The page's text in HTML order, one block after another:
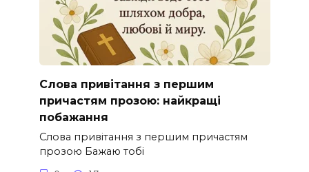
Слова привітання з першим
причастям прозою: найкращі
побажання
Слова привітання з першим причастям
прозою Бажаю тобі